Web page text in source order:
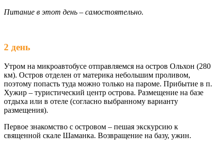
Питание в этот день – самостоятельно.
2 день
Утром на микроавтобусе отправляемся на остров Ольхон (280
км). Остров отделен от материка небольшим проливом,
поэтому попасть туда можно только на пароме. Прибытие в п.
Хужир – туристический центр острова. Размещение на базе
отдыха или в отеле (согласно выбранному варианту
размещения).
Первое знакомство с островом – пешая экскурсию к
священной скале Шаманка. Возвращение на базу, ужин.